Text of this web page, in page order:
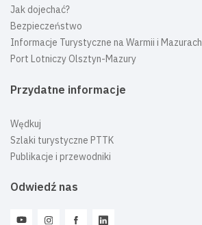
Jak dojechać?
Bezpieczeństwo
Informacje Turystyczne na Warmii i Mazurach
Port Lotniczy Olsztyn-Mazury
Przydatne informacje
Wędkuj
Szlaki turystyczne PTTK
Publikacje i przewodniki
Odwiedź nas